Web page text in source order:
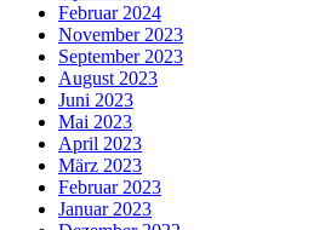
Februar 2024
November 2023
September 2023
August 2023
Juni 2023
Mai 2023
April 2023
März 2023
Februar 2023
Januar 2023